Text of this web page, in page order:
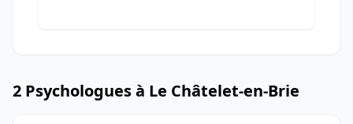
2 Psychologues à Le Châtelet-en-Brie